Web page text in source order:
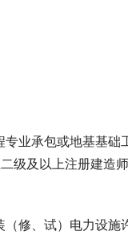
业承包或地基基础
级及以上注册建造
修、试）电力设施